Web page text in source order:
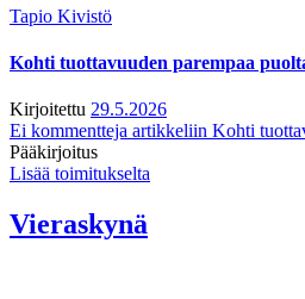
Tapio Kivistö
Kohti tuottavuuden parempaa
Kirjoitettu 29.5.2026
Ei kommentteja artikkeliin Kohti
Pääkirjoitus
Lisää toimitukselta
Vieraskynä